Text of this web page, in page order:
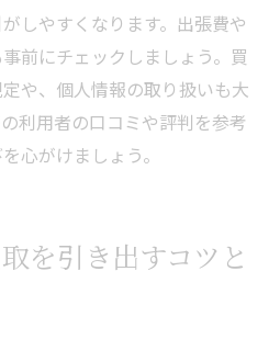
しやすくなります。出張費や
前にチェックしましょう。買
や、個人情報の取り扱いも大
利用者の口コミや評判を参考
心がけましょう。
を引き出すコツと